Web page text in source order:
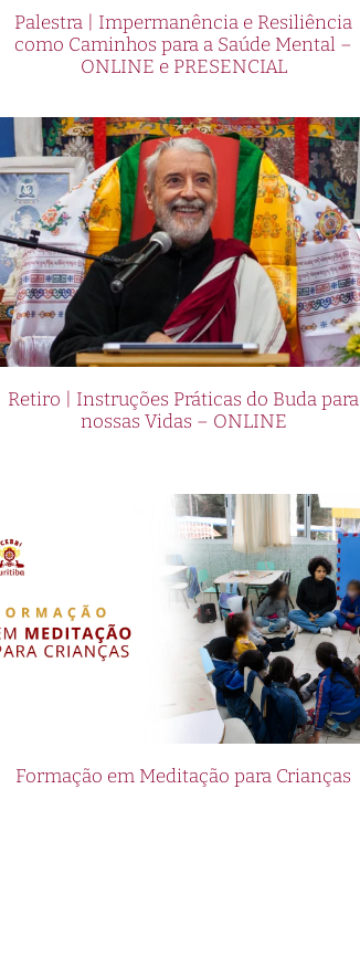
Palestra | Impermanência e Resiliência
como Caminhos para a Saúde Mental –
ONLINE e PRESENCIAL
Retiro | Instruções Práticas do Buda para
nossas Vidas – ONLINE
Formação em Meditação para Crianças